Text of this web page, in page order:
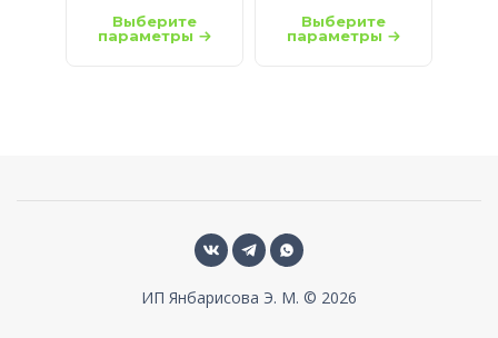
Выберите
параметры
Выберите
параметры
ИП Янбарисова Э. М. © 2026